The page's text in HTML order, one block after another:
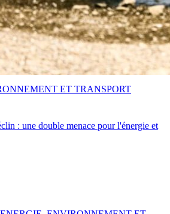
: une double menace pour l'énergie et
ET TRANSPORT